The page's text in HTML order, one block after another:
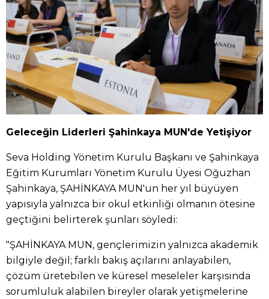
Geleceğin Liderleri Şahinkaya MUN'de Yetişiyor
Seva Holding Yönetim Kurulu Başkanı ve Şahinkaya
Eğitim Kurumları Yönetim Kurulu Üyesi Oğuzhan
Şahinkaya, ŞAHİNKAYA MUN'un her yıl büyüyen
yapısıyla yalnızca bir okul etkinliği olmanın ötesine
geçtiğini belirterek şunları söyledi:
"ŞAHİNKAYA MUN, gençlerimizin yalnızca akademik
bilgiyle değil; farklı bakış açılarını anlayabilen,
çözüm üretebilen ve küresel meseleler karşısında
sorumluluk alabilen bireyler olarak yetişmelerine